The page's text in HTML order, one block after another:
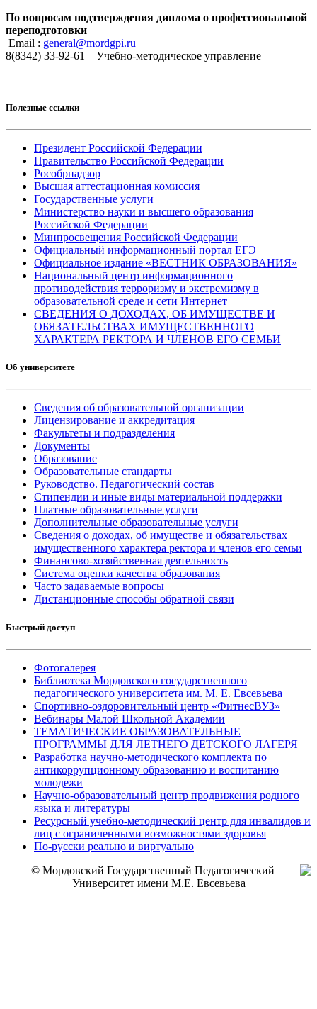
По вопросам подтверждения диплома о профессиональной
переподготовки
Email : general@mordgpi.ru
8(8342) 33-92-61 – Учебно-методическое управление
Полезные ссылки
Президент Российской Федерации
Правительство Российской Федерации
Рособрнадзор
Высшая аттестационная комиссия
Государственные услуги
Министерство науки и высшего образования
Российской Федерации
Минпросвещения Российской Федерации
Официальный информационный портал ЕГЭ
Официальное издание «ВЕСТНИК ОБРАЗОВАНИЯ»
Национальный центр информационного
противодействия терроризму и экстремизму в
образовательной среде и сети Интернет
СВЕДЕНИЯ О ДОХОДАХ, ОБ ИМУЩЕСТВЕ И
ОБЯЗАТЕЛЬСТВАХ ИМУЩЕСТВЕННОГО
ХАРАКТЕРА РЕКТОРА И ЧЛЕНОВ ЕГО СЕМЬИ
Об университете
Сведения об образовательной организации
Лицензирование и аккредитация
Факультеты и подразделения
Документы
Образование
Образовательные стандарты
Руководство. Педагогический состав
Стипендии и иные виды материальной поддержки
Платные образовательные услуги
Дополнительные образовательные услуги
Сведения о доходах, об имуществе и обязательствах
имущественного характера ректора и членов его семьи
Финансово-хозяйственная деятельность
Система оценки качества образования
Часто задаваемые вопросы
Дистанционные способы обратной связи
Быстрый доступ
Фотогалерея
Библиотека Мордовского государственного
педагогического университета им. М. Е. Евсевьева
Спортивно-оздоровительный центр «ФитнесВУЗ»
Вебинары Малой Школьной Академии
ТЕМАТИЧЕСКИЕ ОБРАЗОВАТЕЛЬНЫЕ
ПРОГРАММЫ ДЛЯ ЛЕТНЕГО ДЕТСКОГО ЛАГЕРЯ
Разработка научно-методического комплекта по
антикоррупционному образованию и воспитанию
молодежи
Научно-образовательный центр продвижения родного
языка и литературы
Ресурсный учебно-методический центр для инвалидов и
лиц с ограниченными возможностями здоровья
По-русски реально и виртуально
© Мордовский Государственный Педагогический
Университет имени М.Е. Евсевьева